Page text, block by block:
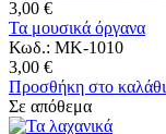
3,00 €
Τα μουσικά όργανα
Κωδ.: MK-1010
3,00 €
Προσθήκη στο καλάθι
Σε απόθεμα